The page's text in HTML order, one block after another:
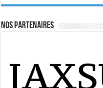
Nos Partenaires